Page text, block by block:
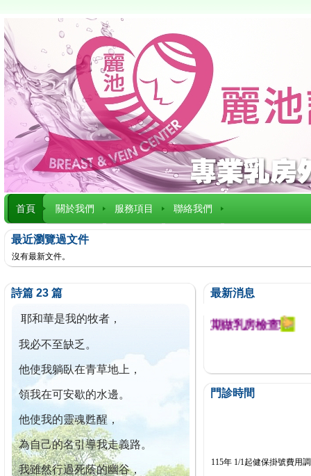
首頁 關於我們 服務項目 聯絡我們
最近瀏覽過文件
沒有最新文件。
詩篇 23 篇
耶和華是我的牧者，
我必不至缺乏。
他使我躺臥在青草地上，
領我在可安歇的水邊。
他使我的靈魂甦醒，
為自己的名引導我走義路。
我雖然行過死蔭的幽谷，
最新消息
今已篩檢出1700位乳癌患者,提醒您定期做乳房檢查!
門診時間
115年 1/1起健保掛號費用